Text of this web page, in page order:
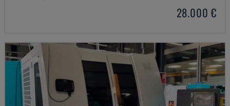
28.000 €